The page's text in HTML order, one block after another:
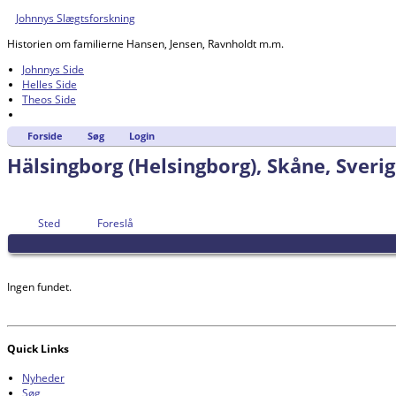
Johnnys Slægtsforskning
Historien om familierne Hansen, Jensen, Ravnholdt m.m.
Johnnys Side
Helles Side
Theos Side
Forside Søg Login
Hälsingborg (Helsingborg), Skåne,
Sted Foreslå
Ingen fundet.
Quick Links
Nyheder